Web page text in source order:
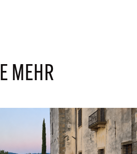
MEHR